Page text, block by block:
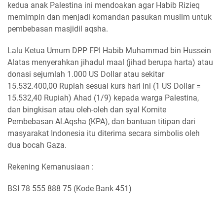
kedua anak Palestina ini mendoakan agar Habib Rizieq
memimpin dan menjadi komandan pasukan muslim untuk
pembebasan masjidil aqsha.
Lalu Ketua Umum DPP FPI Habib Muhammad bin Hussein
Alatas menyerahkan jihadul maal (jihad berupa harta) atau
donasi sejumlah 1.000 US Dollar atau sekitar
15.532.400,00 Rupiah sesuai kurs hari ini (1 US Dollar =
15.532,40 Rupiah) Ahad (1/9) kepada warga Palestina,
dan bingkisan atau oleh-oleh dan syal Komite
Pembebasan Al.Aqsha (KPA), dan bantuan titipan dari
masyarakat Indonesia itu diterima secara simbolis oleh
dua bocah Gaza.
Rekening Kemanusiaan :
BSI 78 555 888 75 (Kode Bank 451)